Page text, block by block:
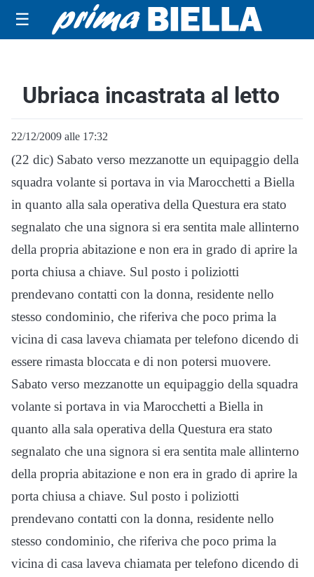
☰
Ubriaca incastrata al letto
22/12/2009 alle 17:32
(22 dic) Sabato verso mezzanotte un equipaggio della
squadra volante si portava in via Marocchetti a Biella
in quanto alla sala operativa della Questura era stato
segnalato che una signora si era sentita male allinterno
della propria abitazione e non era in grado di aprire la
porta chiusa a chiave. Sul posto i poliziotti
prendevano contatti con la donna, residente nello
stesso condominio, che riferiva che poco prima la
vicina di casa laveva chiamata per telefono dicendo di
essere rimasta bloccata e di non potersi muovere.
Sabato verso mezzanotte un equipaggio della squadra
volante si portava in via Marocchetti a Biella in
quanto alla sala operativa della Questura era stato
segnalato che una signora si era sentita male allinterno
della propria abitazione e non era in grado di aprire la
porta chiusa a chiave. Sul posto i poliziotti
prendevano contatti con la donna, residente nello
stesso condominio, che riferiva che poco prima la
vicina di casa laveva chiamata per telefono dicendo di